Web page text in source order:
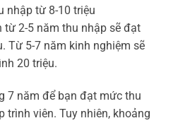
nhập từ 8-10 triệu
2-5 năm thu nhập sẽ đạt
Từ 5-7 năm kinh nghiệm sẽ
20 triệu.
7 năm để bạn đạt mức thu
trình viên. Tuy nhiên, khoảng